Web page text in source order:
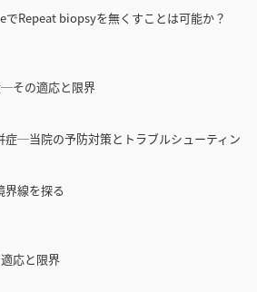
Repeat biopsyを無くすことは可能か？
─その適応と限界
症─当院の予防対策とトラブルシューティン
界線を探る
応と限界